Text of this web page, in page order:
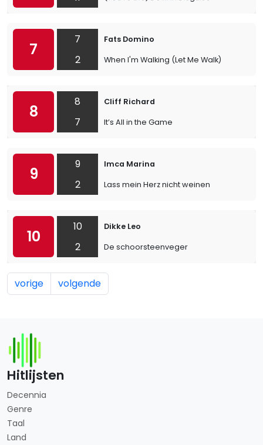
7
7
2
Fats Domino
When I'm Walking (Let Me Walk)
8
8
7
Cliff Richard
It’s All in the Game
9
9
2
Imca Marina
Lass mein Herz nicht weinen
10
10
2
Dikke Leo
De schoorsteenveger
vorige volgende
Hitlijsten
Decennia
Genre
Taal
Land